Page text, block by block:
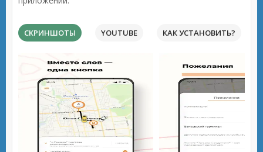
СКРИНШОТЫ YOUTUBE КАК УСТАНОВИТЬ?